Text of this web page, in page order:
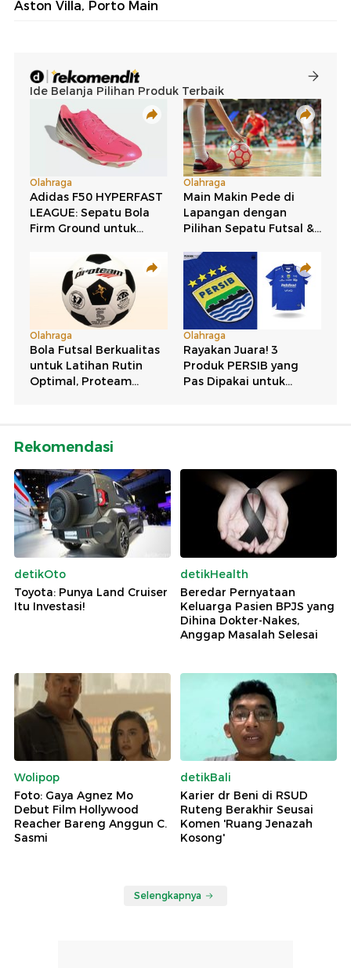
Aston Villa, Porto Main
Rekomendasi
detikOto
Toyota: Punya Land Cruiser
Itu Investasi!
detikHealth
Beredar Pernyataan
Keluarga Pasien BPJS yang
Dihina Dokter-Nakes,
Anggap Masalah Selesai
Wolipop
Foto: Gaya Agnez Mo
Debut Film Hollywood
Reacher Bareng Anggun C.
Sasmi
detikBali
Karier dr Beni di RSUD
Ruteng Berakhir Seusai
Komen 'Ruang Jenazah
Kosong'
Selengkapnya